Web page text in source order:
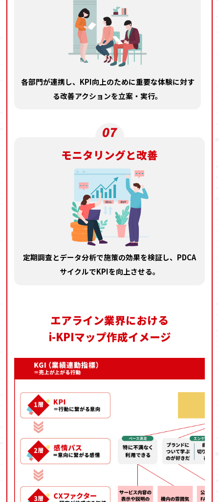
各部門が連携し、 KPI向上のために重要な体験に対す
る改善アクションを立案・実行。
モニタリングと改善
定期調査とデータ分析で施策の効果を検証し、 PDCA
サイクルでKPIを向上させる。
エアライン業界における
i-KPIマップ作成イメージ